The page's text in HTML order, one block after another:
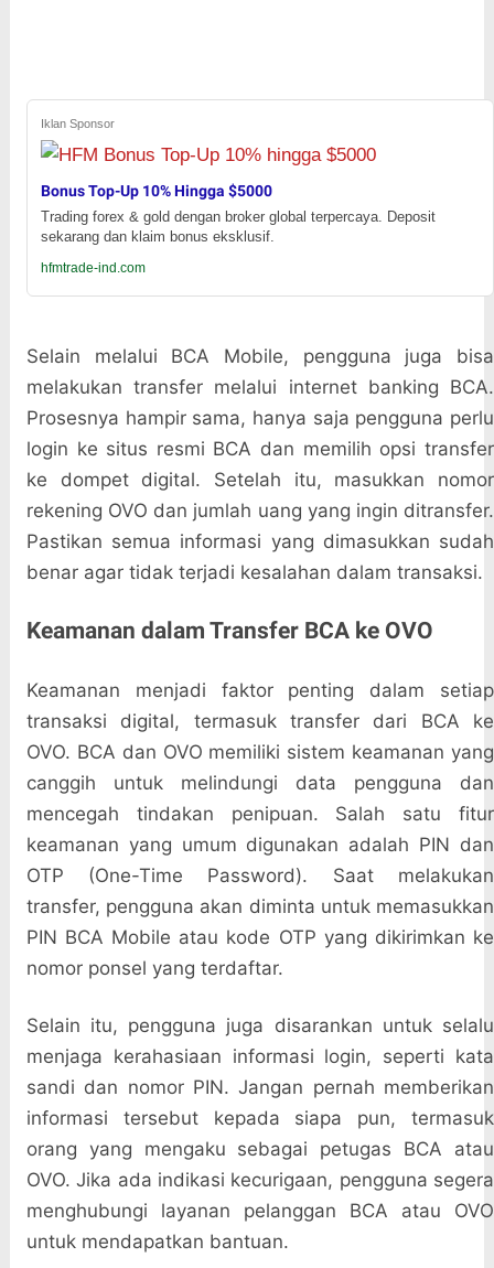
Iklan Sponsor
Bonus Top-Up 10% Hingga $5000
Trading forex & gold dengan broker global terpercaya. Deposit
sekarang dan klaim bonus eksklusif.
hfmtrade-ind.com
Selain melalui BCA Mobile, pengguna juga bisa
melakukan transfer melalui internet banking BCA.
Prosesnya hampir sama, hanya saja pengguna perlu
login ke situs resmi BCA dan memilih opsi transfer
ke dompet digital. Setelah itu, masukkan nomor
rekening OVO dan jumlah uang yang ingin ditransfer.
Pastikan semua informasi yang dimasukkan sudah
benar agar tidak terjadi kesalahan dalam transaksi.
Keamanan dalam Transfer BCA ke OVO
Keamanan menjadi faktor penting dalam setiap
transaksi digital, termasuk transfer dari BCA ke
OVO. BCA dan OVO memiliki sistem keamanan yang
canggih untuk melindungi data pengguna dan
mencegah tindakan penipuan. Salah satu fitur
keamanan yang umum digunakan adalah PIN dan
OTP (One-Time Password). Saat melakukan
transfer, pengguna akan diminta untuk memasukkan
PIN BCA Mobile atau kode OTP yang dikirimkan ke
nomor ponsel yang terdaftar.
Selain itu, pengguna juga disarankan untuk selalu
menjaga kerahasiaan informasi login, seperti kata
sandi dan nomor PIN. Jangan pernah memberikan
informasi tersebut kepada siapa pun, termasuk
orang yang mengaku sebagai petugas BCA atau
OVO. Jika ada indikasi kecurigaan, pengguna segera
menghubungi layanan pelanggan BCA atau OVO
untuk mendapatkan bantuan.